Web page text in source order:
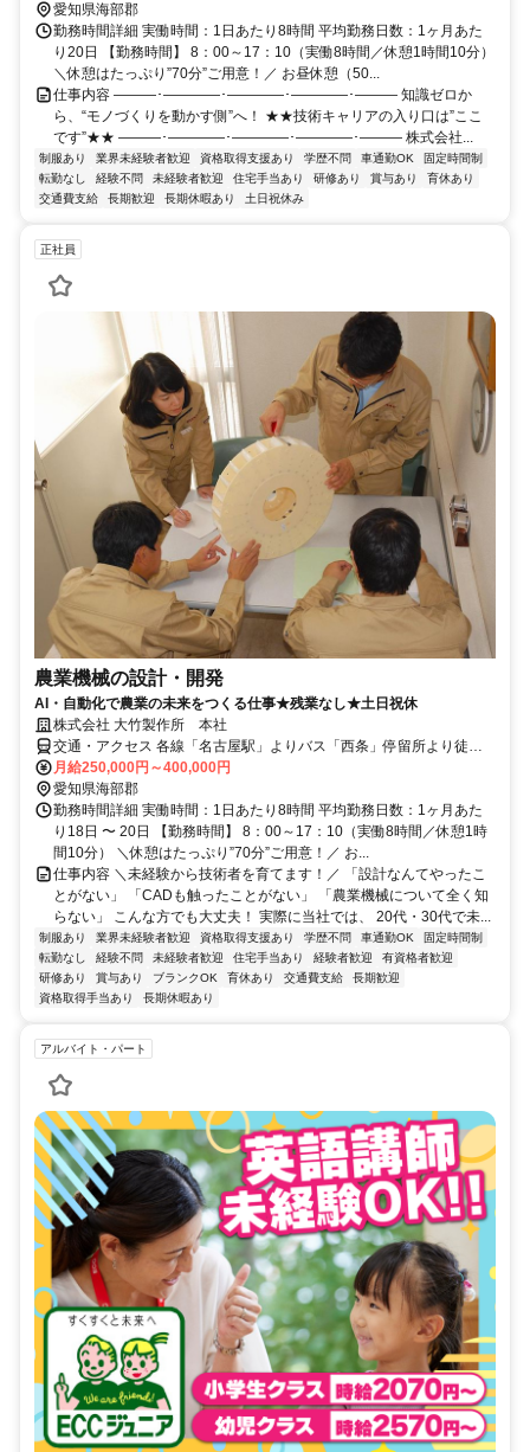
愛知県海部郡
勤務時間詳細 実働時間：1日あたり8時間 平均勤務日数：1ヶ月あた
り20日 【勤務時間】 8：00～17：10（実働8時間／休憩1時間10分）
＼休憩はたっぷり”70分”ご用意！／ お昼休憩（50...
仕事内容 ―――･――――･――――･――――･――― 知識ゼロか
ら、“モノづくりを動かす側”へ！ ★★技術キャリアの入り口は”ここ
です”★★ ―――･――――･――――･――――･――― 株式会社...
制服あり 業界未経験者歓迎 資格取得支援あり 学歴不問 車通勤OK
固定時間制
転勤なし
経験不問 未経験者歓迎 住宅手当あり 研修あり 賞与あり
育休あり
交通費支給
長期歓迎 長期休暇あり 土日祝休み
正社員
農業機械の設計・開発
AI・自動化で農業の未来をつくる仕事★残業なし★土日祝休
株式会社 大竹製作所 本社
交通・アクセス 各線「名古屋駅」よりバス「西条」停留所より徒歩7
分★マイカー通勤OK（駐車場完備）
月給250,000円～400,000円
愛知県海部郡
勤務時間詳細 実働時間：1日あたり8時間 平均勤務日数：1ヶ月あた
り18日 〜 20日 【勤務時間】 8：00～17：10（実働8時間／休憩1時
間10分） ＼休憩はたっぷり”70分”ご用意！／ お...
仕事内容 ＼未経験から技術者を育てます！／ 「設計なんてやったこ
とがない」 「CADも触ったことがない」 「農業機械について全く知
らない」 こんな方でも大丈夫！ 実際に当社では、 20代・30代で未...
制服あり 業界未経験者歓迎 資格取得支援あり 学歴不問 車通勤OK
固定時間制
転勤なし
経験不問 未経験者歓迎 住宅手当あり 経験者歓迎
有資格者歓迎
研修あり
賞与あり ブランクOK 育休あり 交通費支給
長期歓迎
資格取得手当あり
長期休暇あり
アルバイト・パート